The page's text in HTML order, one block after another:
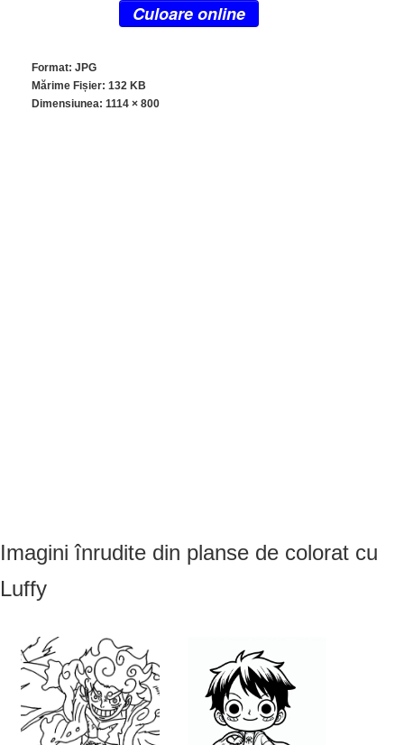
Culoare online
Format: JPG
Mărime Fișier: 132 KB
Dimensiunea: 1114 × 800
Imagini înrudite din planse de colorat cu
Luffy